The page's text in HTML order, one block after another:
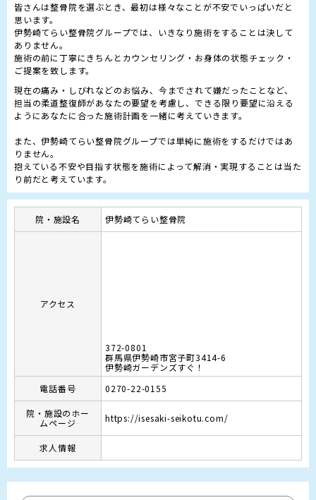
皆さんは整骨院を選ぶとき、最初は様々なことが不安でいっぱいだと
思います。
伊勢崎てらい整骨院グループでは、いきなり施術をすることは決して
ありません。
施術の前に丁寧にきちんとカウンセリング・お身体の状態チェック・
現在の痛み・しびれなどのお悩み、今までされて嫌だったことなど、
担当の柔道整復師があなたの要望を考慮し、できる限り要望に沿える
ようにあなたに合った施術計画を一緒に考えていきます。
また、伊勢崎てらい整骨院グループでは単純に施術をするだけではあ
りません。
抱えている不安や目指す状態を施術によって解消・実現することは当た
り前だと考えています。
院・施設名 伊勢崎てらい整骨院
アクセス
372-0801
群馬県伊勢崎市宮子町3414-6
伊勢崎ガーデンズすぐ！
電話番号
0270-22-0155
院・施設のホー
ムページ
https://isesaki-seikotu.com/
求人情報